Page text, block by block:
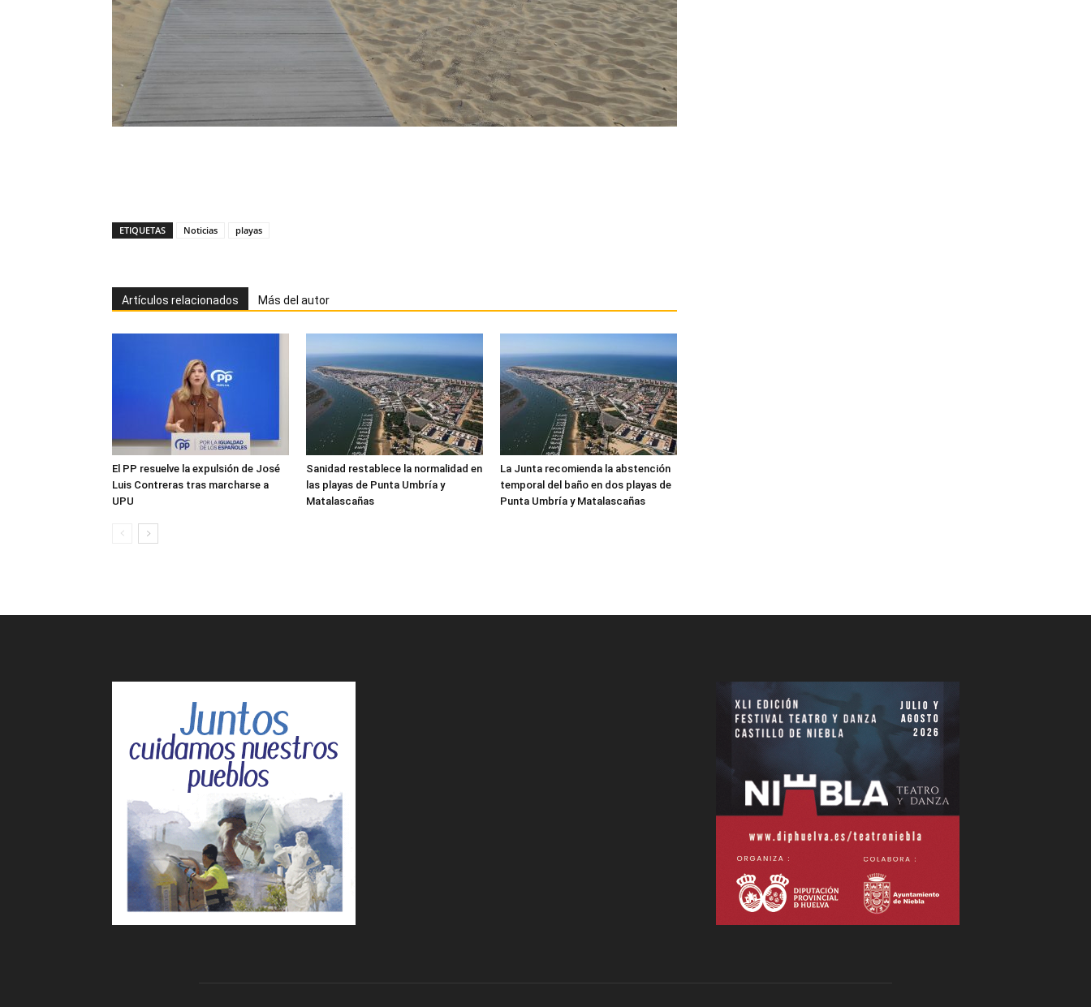
ETIQUETAS Noticias playas
Artículos relacionados Más del autor
El PP resuelve la expulsión de José
Luis Contreras tras marcharse a
UPU
Sanidad restablece la normalidad en
las playas de Punta Umbría y
Matalascañas
La Junta recomienda la abstención
temporal del baño en dos playas de
Punta Umbría y Matalascañas